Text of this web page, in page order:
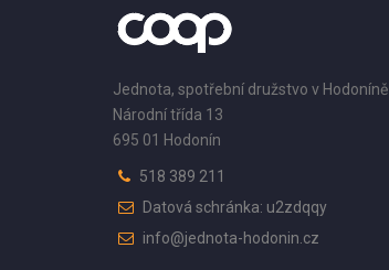
Jednota, spotřební družstvo v Hodoníně
Národní třída 13
695 01 Hodonín
518 389 211
Datová schránka: u2zdqqy
info@jednota-hodonin.cz